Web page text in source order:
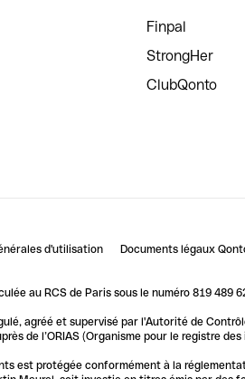
Finpal
StrongHer
ClubQonto
d'utilisation Documents légaux
au RCS de Paris sous le numéro 819 489
agréé et supervisé par l'Autorité de
de l’ORIAS (Organisme pour le registre
est protégée conformément à la